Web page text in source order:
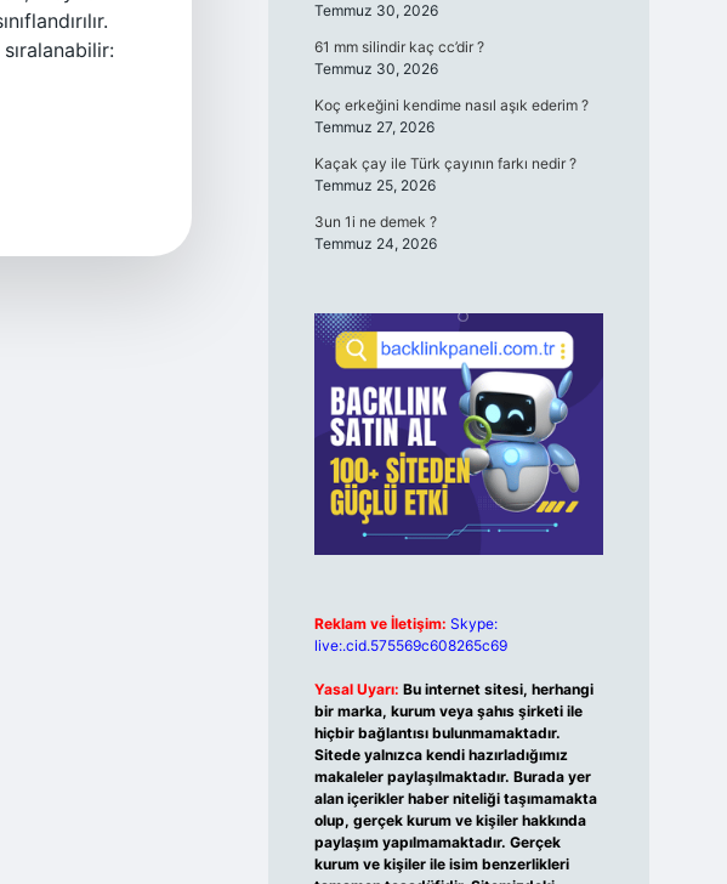
Temmuz 30, 2026
61 mm silindir kaç cc’dir ?
Temmuz 30, 2026
Koç erkeğini kendime nasıl aşık ederim ?
Temmuz 27, 2026
Kaçak çay ile Türk çayının farkı nedir ?
Temmuz 25, 2026
3un 1i ne demek ?
Temmuz 24, 2026
Reklam ve İletişim: Skype:
live:.cid.575569c608265c69
Yasal Uyarı: Bu internet sitesi, herhangi
bir marka, kurum veya şahıs şirketi ile
hiçbir bağlantısı bulunmamaktadır.
Sitede yalnızca kendi hazırladığımız
makaleler paylaşılmaktadır. Burada yer
alan içerikler haber niteliği taşımamakta
olup, gerçek kurum ve kişiler hakkında
paylaşım yapılmamaktadır. Gerçek
kurum ve kişiler ile isim benzerlikleri